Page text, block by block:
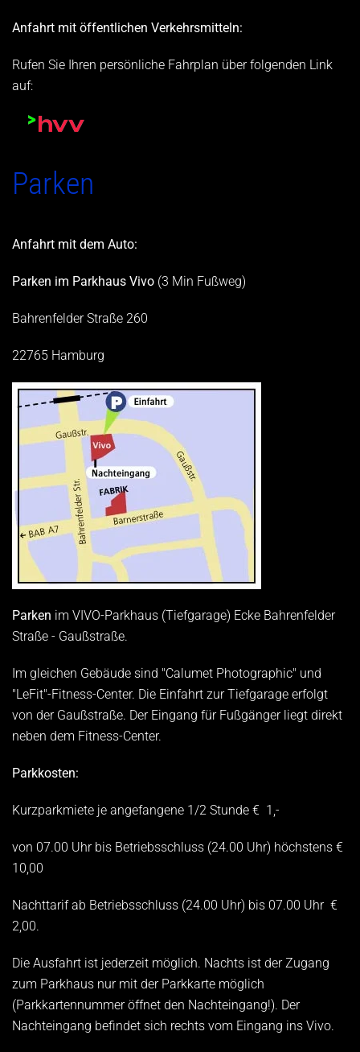
Anfahrt mit öffentlichen Verkehrsmitteln:
Rufen Sie Ihren persönliche Fahrplan über folgenden Link
auf:
Parken
Anfahrt mit dem Auto:
Parken im Parkhaus Vivo (3 Min Fußweg)
Bahrenfelder Straße 260
22765 Hamburg
Parken im VIVO-Parkhaus (Tiefgarage) Ecke Bahrenfelder
Straße - Gaußstraße.
Im gleichen Gebäude sind "Calumet Photographic" und
"LeFit"-Fitness-Center. Die Einfahrt zur Tiefgarage erfolgt
von der Gaußstraße. Der Eingang für Fußgänger liegt direkt
neben dem Fitness-Center.
Parkkosten:
Kurzparkmiete je angefangene 1/2 Stunde € 1,-
von 07.00 Uhr bis Betriebsschluss (24.00 Uhr) höchstens €
10,00
Nachttarif ab Betriebsschluss (24.00 Uhr) bis 07.00 Uhr €
2,00.
Die Ausfahrt ist jederzeit möglich. Nachts ist der Zugang
zum Parkhaus nur mit der Parkkarte möglich
(Parkkartennummer öffnet den Nachteingang!). Der
Nachteingang befindet sich rechts vom Eingang ins Vivo.